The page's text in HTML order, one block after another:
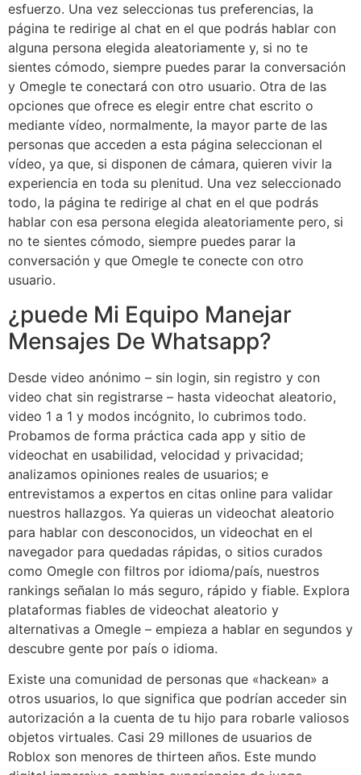
esfuerzo. Una vez seleccionas tus preferencias, la
página te redirige al chat en el que podrás hablar con
alguna persona elegida aleatoriamente y, si no te
sientes cómodo, siempre puedes parar la conversación
y Omegle te conectará con otro usuario. Otra de las
opciones que ofrece es elegir entre chat escrito o
mediante vídeo, normalmente, la mayor parte de las
personas que acceden a esta página seleccionan el
vídeo, ya que, si disponen de cámara, quieren vivir la
experiencia en toda su plenitud. Una vez seleccionado
todo, la página te redirige al chat en el que podrás
hablar con esa persona elegida aleatoriamente pero, si
no te sientes cómodo, siempre puedes parar la
conversación y que Omegle te conecte con otro
usuario.
¿puede Mi Equipo Manejar
Mensajes De Whatsapp?
Desde video anónimo – sin login, sin registro y con
video chat sin registrarse – hasta videochat aleatorio,
video 1 a 1 y modos incógnito, lo cubrimos todo.
Probamos de forma práctica cada app y sitio de
videochat en usabilidad, velocidad y privacidad;
analizamos opiniones reales de usuarios; e
entrevistamos a expertos en citas online para validar
nuestros hallazgos. Ya quieras un videochat aleatorio
para hablar con desconocidos, un videochat en el
navegador para quedadas rápidas, o sitios curados
como Omegle con filtros por idioma/país, nuestros
rankings señalan lo más seguro, rápido y fiable. Explora
plataformas fiables de videochat aleatorio y
alternativas a Omegle – empieza a hablar en segundos y
descubre gente por país o idioma.
Existe una comunidad de personas que «hackean» a
otros usuarios, lo que significa que podrían acceder sin
autorización a la cuenta de tu hijo para robarle valiosos
objetos virtuales. Casi 29 millones de usuarios de
Roblox son menores de thirteen años. Este mundo